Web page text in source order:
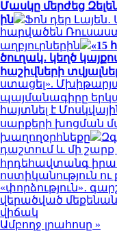
Մասկը մերժեց
ին
Ֆոն դեր
հարվածեն
աղբյուրներին
«15
ծուղակ․ կեղծ
հաշիվների
ստացել».
պայմանագիրը
հայտնել է
սարքերի խոցման
խաղողօրհնեքը
դաշտում և մի շարք
հրդեհավտանգ
ոստիկանություն
«փորձություն»․
վերածված
վիճակ
Ամբողջ լրահոսը »